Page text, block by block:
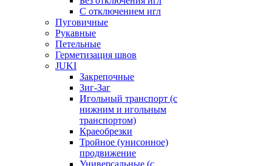
С отключением игл
Пуговичные
Рукавные
Петельные
Герметизация швов
JUKI
Закрепочные
Зиг-Заг
Игольный транспорт (с
нижним и игольным
транспортом)
Краеобрезки
Тройное (унисонное)
продвижение
Универсальные (с